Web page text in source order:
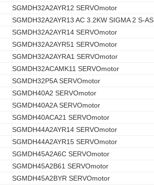
SGMDH32A2AYR12 SERVOmotor
SGMDH32A2AYR13 AC 3.2KW SIGMA 2 S-AS
SGMDH32A2AYR14 SERVOmotor
SGMDH32A2AYR51 SERVOmotor
SGMDH32A2AYRA1 SERVOmotor
SGMDH32ACAMK11 SERVOmotor
SGMDH32P5A SERVOmotor
SGMDH40A2 SERVOmotor
SGMDH40A2A SERVOmotor
SGMDH40ACA21 SERVOmotor
SGMDH44A2AYR14 SERVOmotor
SGMDH44A2AYR15 SERVOmotor
SGMDH45A2A6C SERVOmotor
SGMDH45A2B61 SERVOmotor
SGMDH45A2BYR SERVOmotor